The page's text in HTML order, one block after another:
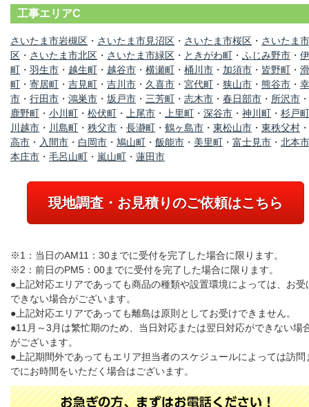
工事エリアC
さいたま市岩槻区 ・ さいたま市見沼区 ・ さいたま市桜区 ・ さいたま
区 ・ さいたま市北区 ・ さいたま市緑区 ・ ときがわ町 ・ ふじみ野市 ・
町 ・ 羽生市 ・ 越生町 ・ 越谷市 ・ 横瀬町 ・ 桶川市 ・ 加須市 ・ 皆野町 ・
町 ・ 寄居町 ・ 吉見町 ・ 吉川市 ・ 久喜市 ・ 宮代町 ・ 狭山市 ・ 熊谷市 ・
市 ・ 行田市 ・ 鴻巣市 ・ 坂戸市 ・ 三芳町 ・ 志木市 ・ 春日部市 ・ 所沢市 ・
鹿野町 ・ 小川町 ・ 松伏町 ・ 上尾市 ・ 上里町 ・ 深谷市 ・ 神川町 ・ 杉戸町
川越市 ・ 川島町 ・ 秩父市 ・ 長瀞町 ・ 鶴ヶ島市 ・ 東松山市 ・ 東秩父村 ・
高市 ・ 入間市 ・ 白岡市 ・ 鳩山町 ・ 飯能市 ・ 美里町 ・ 富士見市 ・ 北本市
本庄市 ・ 毛呂山町 ・ 嵐山町 ・ 蓮田市
現地調査・お見積りのご依頼はこちら
※1：当日のAM11：30までに受付を完了した場合に限ります。
※2：前日のPM5：00までに受付を完了した場合に限ります。
●上記対応エリアであっても商品の種類や設置環境によっては、お受
できない場合がございます。
●上記対応エリアであっても離島は原則としてお受けできません。
●11月～3月は繁忙期のため、当日対応または翌日対応ができない場
がございます。
●上記期間外であってもエリア担当者のスケジュールによっては訪問
でにお時間をいただく場合はございます。